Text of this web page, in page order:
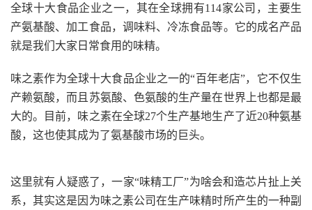
全球十大食品企业之一，其在全球拥有114家公司，主要生
产氨基酸、加工食品，调味料、冷冻食品等。它的成名产品
就是我们大家日常食用的味精。
味之素作为全球十大食品企业之一的“百年老店”，它不仅生
产赖氨酸，而且苏氨酸、色氨酸的生产量在世界上也都是最
大的。目前，味之素在全球27个生产基地生产了近20种氨基
酸，这也使其成为了氨基酸市场的巨头。
这里就有人疑惑了，一家“味精工厂”为啥会和造芯片扯上关
系，其实这是因为味之素公司在生产味精时所产生的一种副